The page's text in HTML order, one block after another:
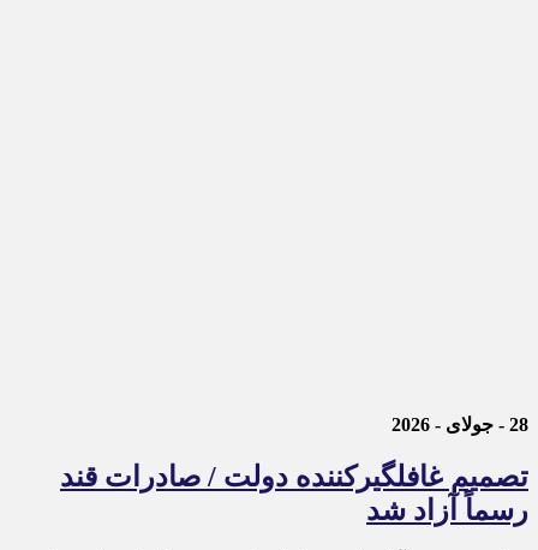
28 - جولای - 2026
تصمیم غافلگیرکننده دولت / صادرات قند
رسماً آزاد شد